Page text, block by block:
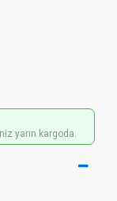
yarın kargoda.